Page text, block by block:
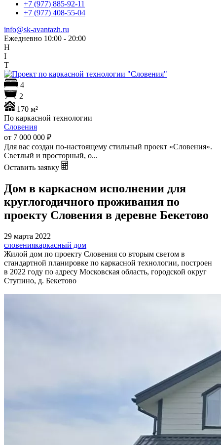
+7 (977) 885-92-11
+7 (977) 408-55-04
info@sk-avantazh.ru
Ежедневно 10:00 - 20:00
H
I
T
4
2
170 м²
По каркасной технологии
Словения
от 7 000 000 ₽
Для вас создан по-настоящему стильный проект «Словения».
Светлый и просторный, о...
Оставить заявку
Дом в каркасном исполнении для
круглогодичного проживания по
проекту Словения в деревне Бекетово
29 марта 2022
словениякаркасный дом
Жилой дом по проекту Словения со вторым светом в
стандартной планировке по каркасной технологии, построен
в 2022 году по адресу Московская область, городской округ
Ступино, д. Бекетово